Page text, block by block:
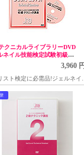
クニカルライブラリーDVD
ネイル技能検定試験初級テ
3,960 円
スト検定に必需品!ジェルネイル
座DVD